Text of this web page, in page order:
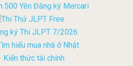
500 Yên Đăng ký Mercari
Thi Thử JLPT Free
ký Thi JLPT 7/2026
hiểu mua nhà ở Nhật
Kiến thức tài chính